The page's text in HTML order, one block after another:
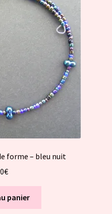
forme – bleu nuit
€
panier